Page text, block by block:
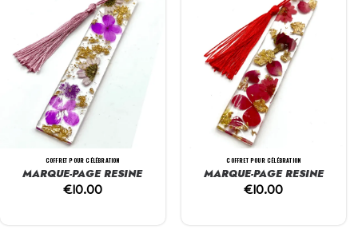
COFFRET POUR CÉLÉBRATION
MARQUE-PAGE RESINE
€10.00
COFFRET POUR CÉLÉBRATION
MARQUE-PAGE RESINE
€10.00